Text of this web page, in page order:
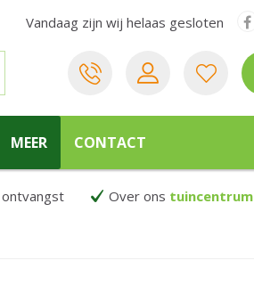
Vandaag zijn wij helaas gesloten
MEER CONTACT
Over ons tuincentrum